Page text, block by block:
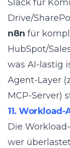
Slack für
Drive/
n8n für
HubSpot/
was AI-lastig
Agent-Layer
MCP-Server)
11.
Die
wer